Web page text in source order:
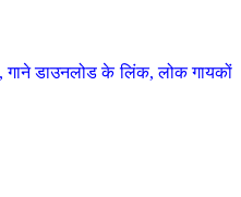
गाने डाउनलोड के लिंक, लोक गायकों